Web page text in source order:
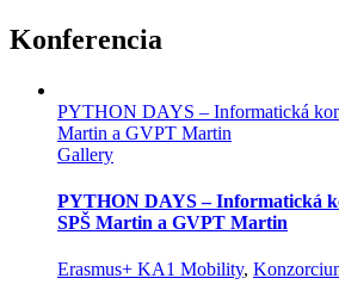
Konferencia
PYTHON DAYS – Informatická
Martin a GVPT Martin
Gallery
PYTHON DAYS – Informatická
SPŠ Martin a GVPT Martin
Erasmus+ KA1 Mobility,